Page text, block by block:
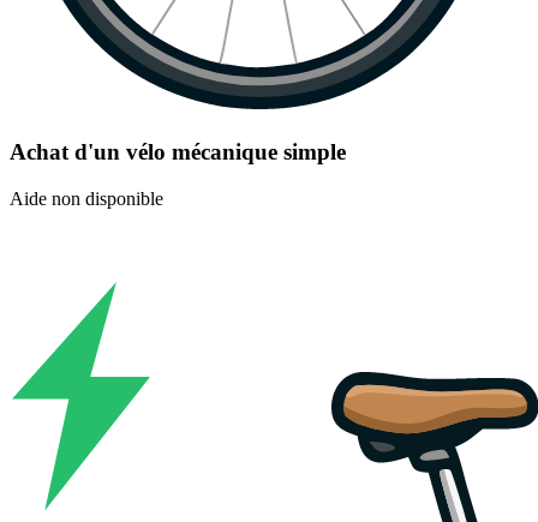
Achat d'un vélo mécanique simple
Aide non disponible